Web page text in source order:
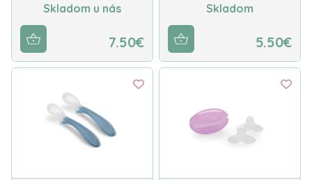
Skladom u nás
7.50€
Skladom
5.50€